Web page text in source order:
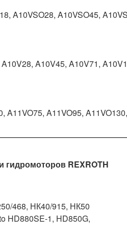
A10VSO28, A10VSO45,
A10V45, A10V71,
A11VO75, A11VO95,
гидромоторов REXROTH
468, НК40/915, НК50
HD880SE-1, HD850G,